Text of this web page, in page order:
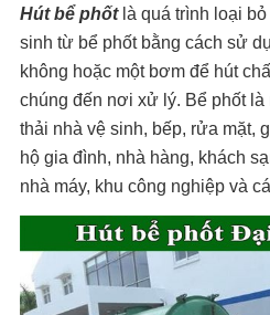
Hút bể phốtlà quá trình loại bỏ
sinh từ bể phốt bằng cách sử
không hoặc một bơm để hút
chúng đến nơi xử lý. Bể phốt là
thải nhà vệ sinh, bếp, rửa mặt,
hộ gia đình, nhà hàng, khách
nhà máy, khu công nghiệp và